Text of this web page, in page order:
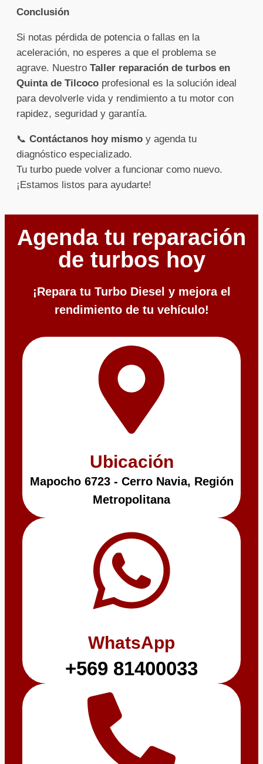
Conclusión
Si notas pérdida de potencia o fallas en la
aceleración, no esperes a que el problema se
agrave. Nuestro Taller reparación de turbos en
Quinta de Tilcoco profesional es la solución ideal
para devolverle vida y rendimiento a tu motor con
rapidez, seguridad y garantía.
📞 Contáctanos hoy mismo y agenda tu
diagnóstico especializado.
Tu turbo puede volver a funcionar como nuevo.
¡Estamos listos para ayudarte!
Agenda tu reparación
de turbos hoy
¡Repara tu Turbo Diesel y mejora el
rendimiento de tu vehículo!
Ubicación
Mapocho 6723 - Cerro Navia, Región
Metropolitana
WhatsApp
+569 81400033